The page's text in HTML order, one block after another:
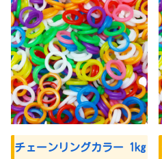
チェーンリングカラー 1kg